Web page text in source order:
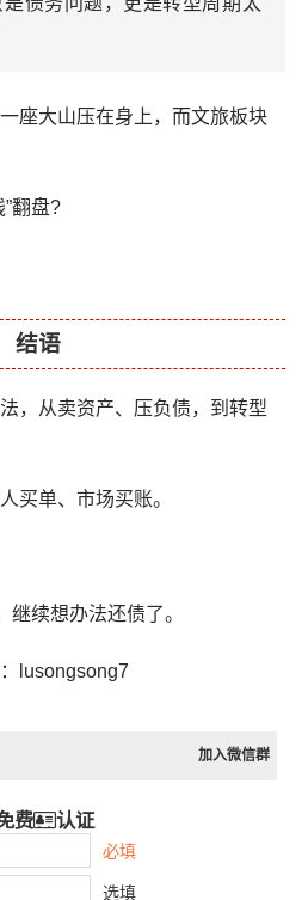
座大山压在身上，而文旅板块
翻盘?
结语
，从卖资产、压负债，到转型
买单、市场买账。
继续想办法还债了。
lusongsong7
加入微信群
费 认证
必填
选填